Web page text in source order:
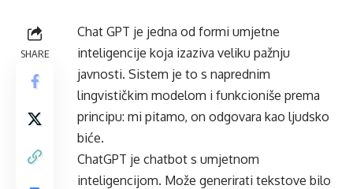
SHARE
Chat GPT je jedna od formi umjetne
inteligencije koja izaziva veliku pažnju
javnosti. Sistem je to s naprednim
lingvističkim modelom i funkcioniše prema
principu: mi pitamo, on odgovara kao ljudsko
biće.
ChatGPT je chatbot s umjetnom
inteligencijom. Može generirati tekstove bilo